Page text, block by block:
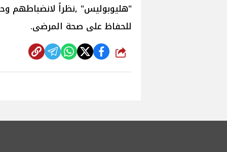
"هليوبوليس" ,نظراً لانضباطهم
للحفاظ على صحة المرضى.
شارك